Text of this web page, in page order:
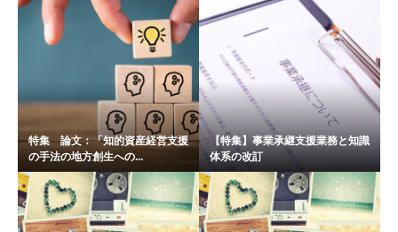
特集 論文：「知的資産経営支援
の手法の地方創生への...
【特集】事業承継支援業務と知識
体系の改訂